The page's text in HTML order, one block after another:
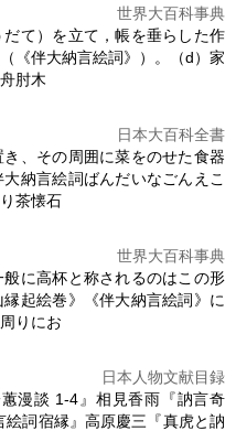
世界大百科事典
て）を立て，帳を垂らした作
《伴大納言絵詞》）。（d）家
肘木
日本大百科全書
、その周囲に菜をのせた食器
大納言絵詞ばんだいなごんえこ
茶懐石
世界大百科事典
に高杯と称されるのはこの形
縁起絵巻》《伴大納言絵詞》に
りにお
日本人物文献目録
漫談 1‐4』相見香雨『訥言奇
絵詞宿縁』高原慶三『真虎と訥